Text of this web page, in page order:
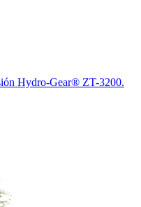
Hydro-Gear® ZT-3200.